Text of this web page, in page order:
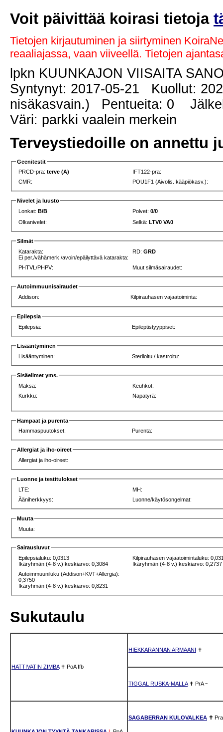
Voit päivittää koirasi tietoja
Tietojen kirjautuminen ja siirtyminen
reaaliajassa, vaan viiveellä. Tietojen
lpkn KUUNKAJON VIISAITA
Syntynyt: 2017-05-21 Kuollut:
nisäkasvain.) Pentueita: 0
Väri: parkki vaalein merkein
Terveystiedoille on annettu
Geenitestit
PRCD-pra:terve (A)
IFT122-pra:
CMR:
POU1F1 (Aivolis. kääpiökasv.):
Nivelet ja luusto
Lonkat:B/B Polvet:0/0
Olkanivelet:
Selkä:LTV0 VA0
Silmät
Katarakta:
Ei per./vähämerk./avoin/epäilyttävä katarakta:
RD:GRD
PHTVL/PHPV: Muut silmäsairaudet:
Autoimmuunisairaudet
Addison:
Kilpirauhasen vajaatoiminta:
Epilepsia
Epilepsia:
Epileptistyyppiset:
Lisääntyminen
Lisääntyminen:
Steriloitu / kastroitu:
Sisäelimet yms.
Maksa:
Keuhkot:
Kurkku:
Napatyrä:
Hampaat ja purenta
Hammaspuutokset:
Purenta:
Allergiat ja iho-oireet
Allergiat ja iho-oireet:
Luonne ja testitulokset
LTE:
MH:
Ääniherkkyys:
Luonne/käytösongelmat:
Muuta
Muuta:
Sairausluvut
Epilepsialuku: 0,0313
Ikäryhmän (4-8 v.) keskiarvo: 0,3084
Kilpirauhasen vajaatoimintaluku:
Ikäryhmän (4-8 v.) keskiarvo: 0,2737
Autoimmuuniluku (Addison+KVT+Allergia):
0,3750
Ikäryhmän (4-8 v.) keskiarvo: 0,8231
Sukutaulu
HATTIVATIN ZIMBA✝ PoA Ifb
HIEKKARANNAN ARMAANI ✝
TIGGAL RUSKA-MALLA✝ PrA ~
SAGABERRAN KULOVALKEA ✝ Pra